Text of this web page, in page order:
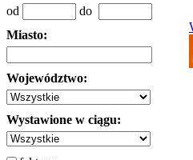
od
do
Miasto:
Województwo:
Wystawione w ciągu: